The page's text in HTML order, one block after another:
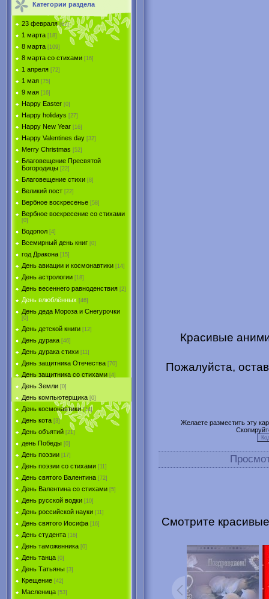
Категории раздела
23 февраля [67]
1 марта [18]
8 марта [109]
8 марта со стихами [16]
1 апреля [72]
1 мая [75]
9 мая [16]
Happy Easter [0]
Happy holidays [27]
Happy New Year [16]
Happy Valentines day [32]
Merry Christmas [52]
Благовещение Пресвятой
Богородицы [22]
Благовещение стихи [8]
Великий пост [22]
Вербное воскресенье [58]
Вербное воскресение со стихами
[0]
Водопол [4]
Всемирный день книг [0]
год Дракона [15]
День авиации и космонавтики [14]
День астрологии [18]
День весеннего равноденствия [2]
День влюблённых [46]
День деда Мороза и Снегурочки
[0]
День детской книги [12]
День дурака [46]
День дурака стихи [11]
День защитника Отечества [70]
День защитника со стихами [4]
День Земли [0]
День компьютерщика [0]
День космонавтики [14]
День кота [3]
День объятий [21]
день Победы [0]
День поэзии [17]
День поэзии со стихами [11]
День святого Валентина [72]
День Валентина со стихами [5]
День русской водки [10]
День российской науки [11]
День святого Иосифа [16]
День студента [16]
День таможенника [0]
День танца [0]
День Татьяны [3]
Крещение [42]
Масленица [53]
Красивые
Пожалуйста,
Желаете разместить эту
Смотрите